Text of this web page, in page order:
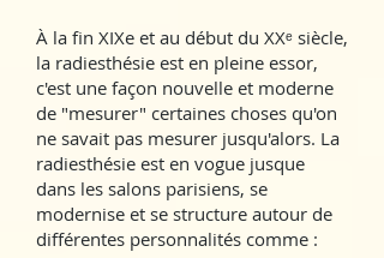
À la fin XIXe et au début du XXᵉ siècle,
la radiesthésie est en pleine essor,
c'est une façon nouvelle et moderne
de "mesurer" certaines choses qu'on
ne savait pas mesurer jusqu'alors. La
radiesthésie est en vogue jusque
dans les salons parisiens, se
modernise et se structure autour de
différentes personnalités comme :